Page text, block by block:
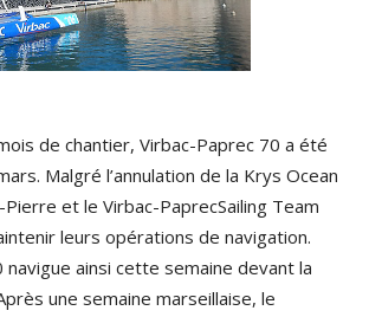
de chantier, Virbac-Paprec 70 a été
Malgré l’annulation de la Krys Ocean
et le Virbac-PaprecSailing Team
leurs opérations de navigation.
navigue ainsi cette semaine devant la
une semaine marseillaise, le